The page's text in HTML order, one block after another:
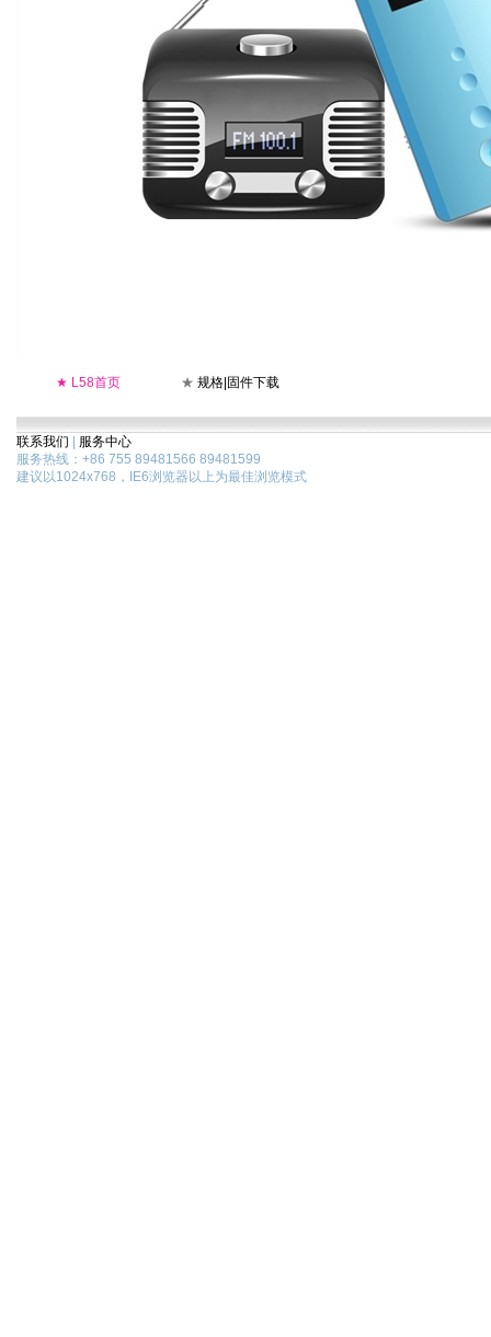
★ L58首页 ★ 规格|固件下载
联系我们
服务中心
服务热线：+86 755 89481566 89481599
建议以1024x768，IE6浏览器以上为最佳浏览模式